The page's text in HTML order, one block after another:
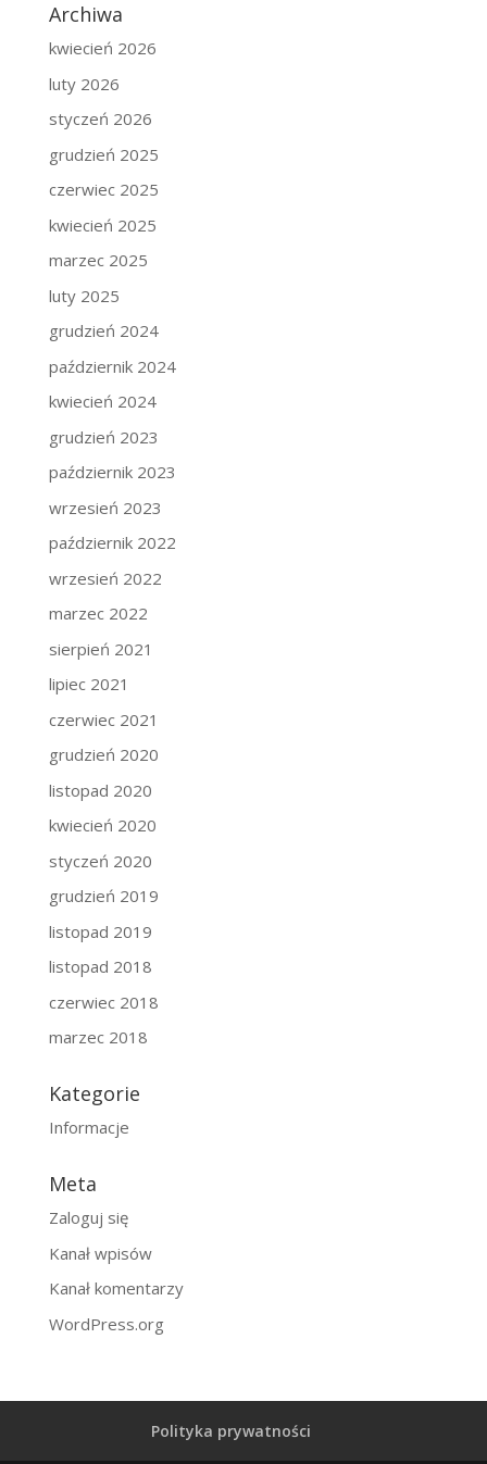
Archiwa
kwiecień 2026
luty 2026
styczeń 2026
grudzień 2025
czerwiec 2025
kwiecień 2025
marzec 2025
luty 2025
grudzień 2024
październik 2024
kwiecień 2024
grudzień 2023
październik 2023
wrzesień 2023
październik 2022
wrzesień 2022
marzec 2022
sierpień 2021
lipiec 2021
czerwiec 2021
grudzień 2020
listopad 2020
kwiecień 2020
styczeń 2020
grudzień 2019
listopad 2019
listopad 2018
czerwiec 2018
marzec 2018
Kategorie
Informacje
Meta
Zaloguj się
Kanał wpisów
Kanał komentarzy
WordPress.org
Polityka prywatności